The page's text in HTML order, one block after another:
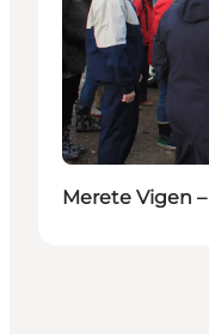
Merete Vigen